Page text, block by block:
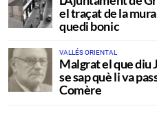
el traçat de la
quedi bonic
VALLÉS ORIENTAL
Malgrat el que diu
se sap què li va
Comère